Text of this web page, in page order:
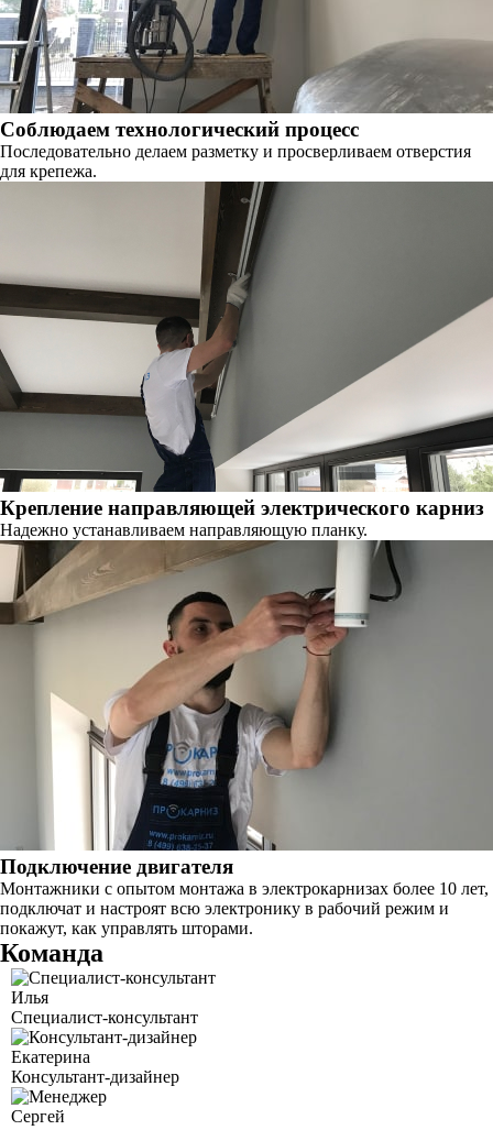
Соблюдаем технологический процесс
Последовательно делаем разметку и просверливаем отверстия
для крепежа.
Крепление направляющей электрического карниз
Надежно устанавливаем направляющую планку.
Подключение двигателя
Монтажники с опытом монтажа в электрокарнизах более 10 лет,
подключат и настроят всю электронику в рабочий режим и
покажут, как управлять шторами.
Команда
Илья
Специалист-консультант
Екатерина
Консультант-дизайнер
Сергей